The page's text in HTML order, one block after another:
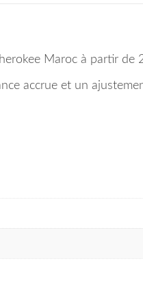
Maroc à partir de
accrue et un